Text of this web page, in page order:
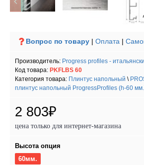
Вопрос по товару | Оплата |
Производитель: Progress profiles -
Код товара: PKFLBS 60
Категория товара: Плинтус напольный \
плинтус напольный ProgressProfiles (h-60
2 803₽
цена только для интернет-магазина
Высота опция
60мм.